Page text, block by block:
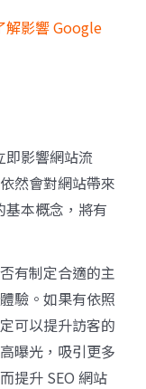
解影響 Google
即影響網站流
然會對網站帶來
基本概念，將有
有制定合適的主
驗。如果有依照
可以提升訪客的
曝光，吸引更多
提升 SEO 網站